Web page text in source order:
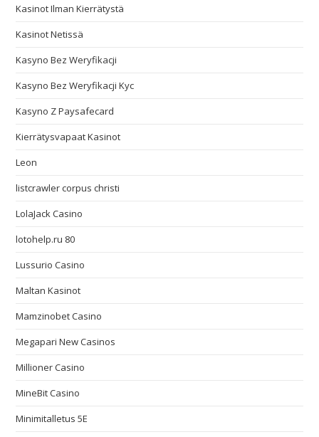
Kasinot Ilman Kierrätystä
Kasinot Netissä
Kasyno Bez Weryfikacji
Kasyno Bez Weryfikacji Kyc
Kasyno Z Paysafecard
Kierrätysvapaat Kasinot
Leon
listcrawler corpus christi
LolaJack Casino
lotohelp.ru 80
Lussurio Casino
Maltan Kasinot
Mamzinobet Casino
Megapari New Casinos
Millioner Casino
MineBit Casino
Minimitalletus 5E